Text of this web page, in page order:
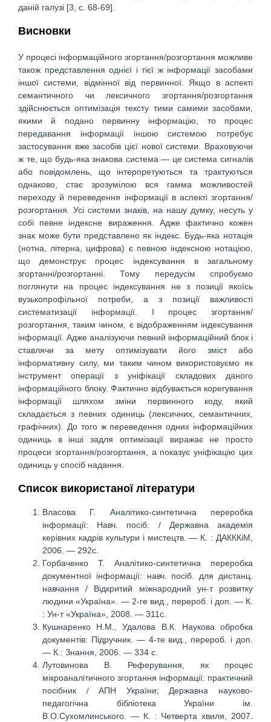
даній галузі [3, c. 68-69].
Висновки
У процесі інформаційного згортання/розгортання можливе
також представлення однієї і тієї ж інформації засобами
іншої системи, відмінної від первинної. Якщо в аспекті
семантичного чи лексичного згортання/розгортання
здійснюється оптимізація тексту тими самими засобами,
якими й подано первинну інформацію, то процес
передавання інформації іншою системою потребує
застосування вже засобів цієї нової системи. Враховуючи
ж те, що будь-яка знакова система — це система сигналів
або повідомлень, що інтерпретуються та трактуються
однаково, стає зрозумілою вся гамма можливостей
переходу й переведення інформації в аспекті згортання/
розгортання. Усі системи знаків, на нашу думку, несуть у
собі певне індексне вираження. Адже фактично кожен
знак може бути представлено як індекс. Будь-яка нотація
(нотна, літерна, цифрова) є певною індексною нотацією,
що демонструє процес індексування в загальному
згортанні/розгортанні. Тому передусім спробуємо
поглянути на процес індексування не з позиції якоїсь
вузькопрофільної потреби, а з позиції важливості
систематизації інформації. І процес згортання/
розгортання, таким чином, є відображенням індексування
інформації. Адже аналізуючи певний інформаційний блок і
ставлячи за мету оптимізувати його зміст або
інформативну силу, ми таким чином використовуємо як
інструмент операції з уніфікації складових даного
інформаційного блоку. Фактично відбувається корегування
інформації шляхом зміни первинного коду, який
складається з певних одиниць (лексичних, семантичних,
графічних). До того ж переведення одних інформаційних
одиниць в інші задля оптимізації виражає не просто
процеси згортання/розгортання, а показує уніфікацію цих
одиниць у спосіб надання.
Список використаної літератури
Власова Г. Аналітико-синтетична переробка
інформації: Навч. посіб. / Державна академія
керівних кадрів культури і мистецтв. — К. : ДАКККіМ,
2006. — 292с.
Горбаченко Т. Аналітико-синтетична переробка
документної інформації: навч. посіб. для дистанц.
навчання / Відкритий міжнародний ун-т розвитку
людини «Україна». — 2-ге вид., перероб. і доп. — К.
: Ун-т «Україна», 2008. — 311с.
Кушнаренко Н.М., Удалова В.К. Наукова обробка
документів: Підручник. — 4-те вид., перероб. і доп.
— К.: Знання, 2006. — 334 с.
Лутовинова В. Реферування, як процес
мікроаналітичного згортання інформації: практичний
посібник / АПН України; Державна науково-
педагогічна бібліотека України ім.
В.О.Сухомлинського. — К. : Четверта хвиля, 2007.